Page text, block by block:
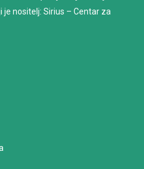
nositelj: Sirius – Centar za